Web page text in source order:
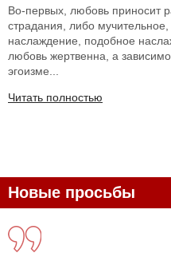
Во-первых, любовь приносит
страдания, либо
наслаждение, подобное
любовь жертвенна, а
эгоизме...
Читать полностью
Новые просьбы